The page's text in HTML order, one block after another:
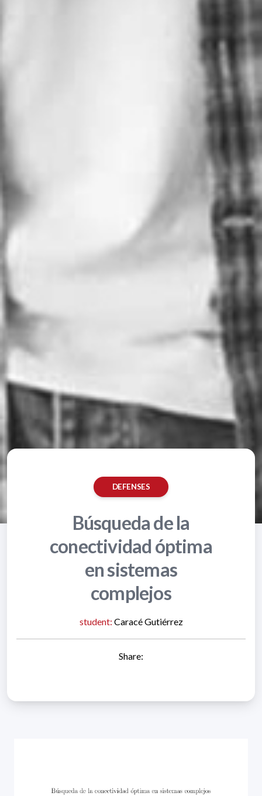
DEFENSES
Búsqueda de la
conectividad óptima
en sistemas
complejos
student: Caracé Gutiérrez
Share: